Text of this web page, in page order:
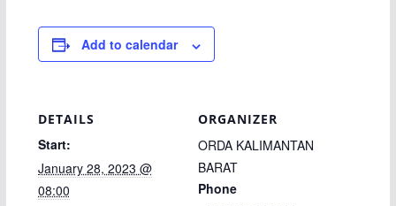
Add to calendar
DETAILS
Start:
January 28, 2023 @
08:00
ORGANIZER
ORDA KALIMANTAN
BARAT
Phone